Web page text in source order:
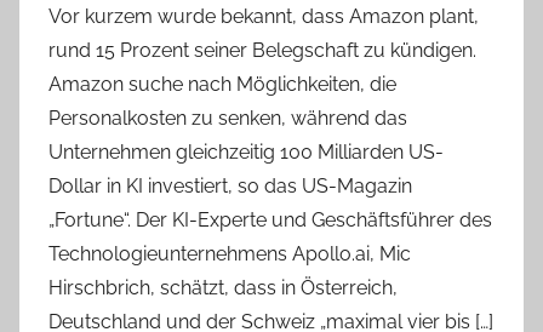
Vor kurzem wurde bekannt, dass Amazon plant,
rund 15 Prozent seiner Belegschaft zu kündigen.
Amazon suche nach Möglichkeiten, die
Personalkosten zu senken, während das
Unternehmen gleichzeitig 100 Milliarden US-
Dollar in KI investiert, so das US-Magazin
„Fortune“. Der KI-Experte und Geschäftsführer des
Technologieunternehmens Apollo.ai, Mic
Hirschbrich, schätzt, dass in Österreich,
Deutschland und der Schweiz „maximal vier bis […]